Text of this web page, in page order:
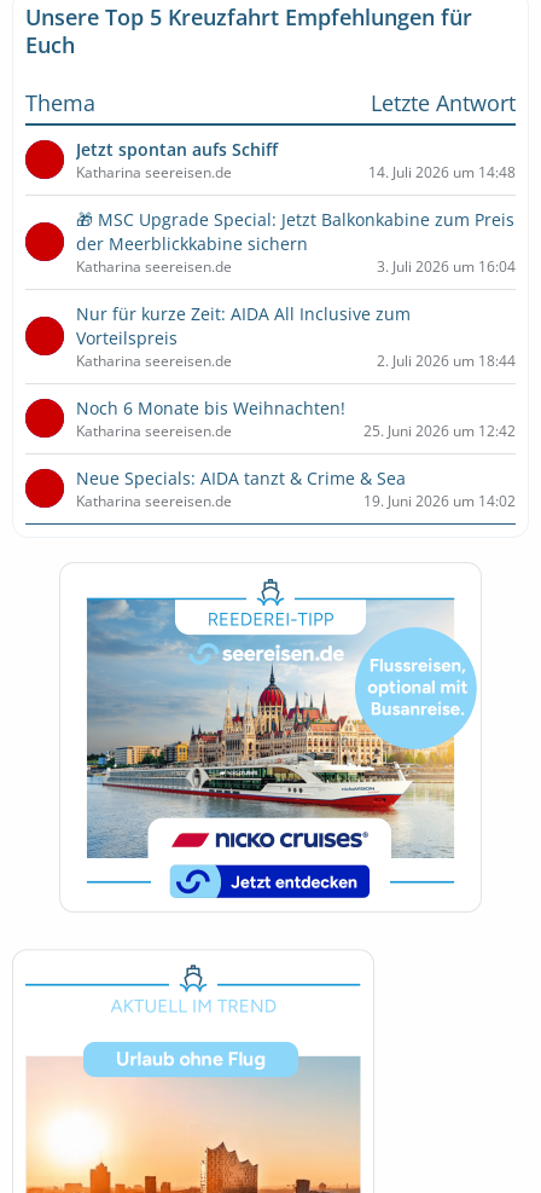
Unsere Top 5 Kreuzfahrt Empfehlungen für
Euch
Thema
Letzte Antwort
Jetzt spontan aufs Schiff
Katharina seereisen.de 14. Juli 2026 um 14:48
🎁 MSC Upgrade Special: Jetzt Balkonkabine zum Preis
der Meerblickkabine sichern
Katharina seereisen.de 3. Juli 2026 um 16:04
Nur für kurze Zeit: AIDA All Inclusive zum
Vorteilspreis
Katharina seereisen.de 2. Juli 2026 um 18:44
Noch 6 Monate bis Weihnachten!
Katharina seereisen.de 25. Juni 2026 um 12:42
Neue Specials: AIDA tanzt & Crime & Sea
Katharina seereisen.de 19. Juni 2026 um 14:02